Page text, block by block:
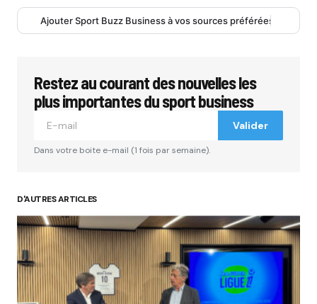
Ajouter Sport Buzz Business à vos sources préférées
Restez au courant des nouvelles les
plus importantes du sport business
Valider
Dans votre boite e-mail (1 fois par semaine).
D'AUTRES ARTICLES